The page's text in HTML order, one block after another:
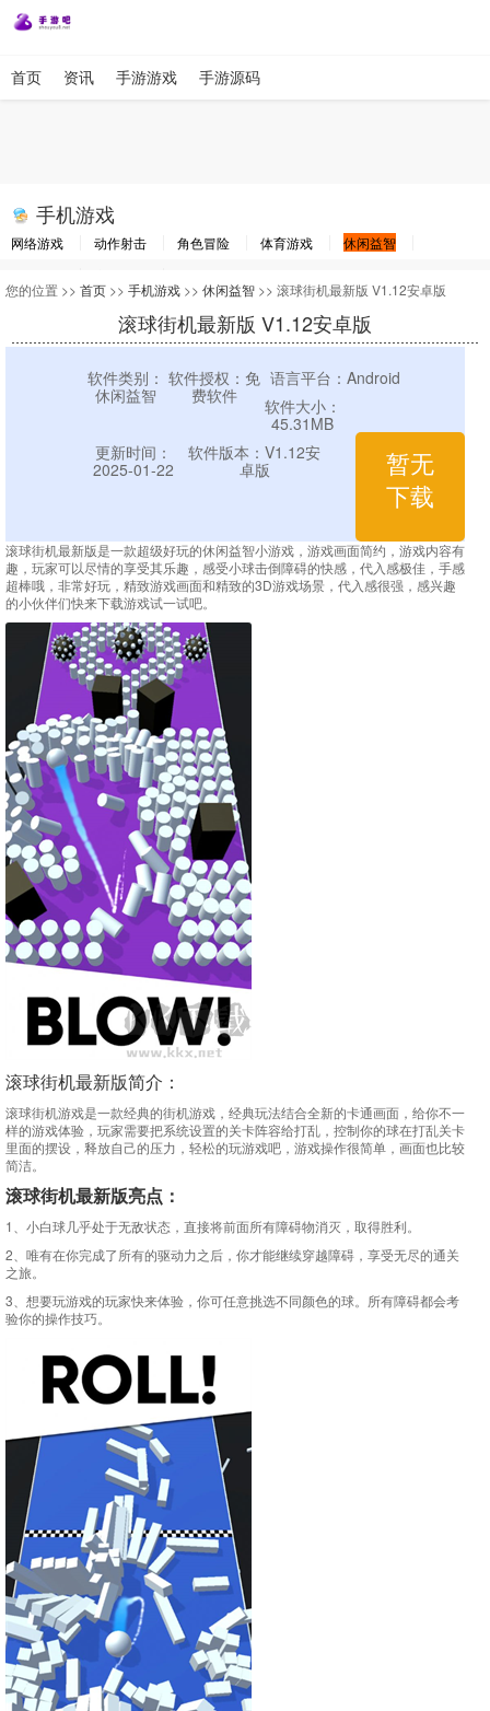
首页 资讯 手游游戏 手游源码
手机游戏
网络游戏 动作射击 角色冒险 体育游戏
休闲益智
您的位置 >> 首页 >> 手机游戏 >> 休闲益智 >> 滚球街机最新版 V1.12安卓版
滚球街机最新版 V1.12安卓版
软件类别：
休闲益智
软件授权：免
费软件
语言平台：Android
软件大小：
45.31MB
更新时间：
2025-01-22
软件版本：V1.12安
卓版
暂无
下载
滚球街机最新版是一款超级好玩的休闲益智小游戏，游戏画面简约，游戏内容有
趣，玩家可以尽情的享受其乐趣，感受小球击倒障碍的快感，代入感极佳，手感
超棒哦，非常好玩，精致游戏画面和精致的3D游戏场景，代入感很强，感兴趣
的小伙伴们快来下载游戏试一试吧。
滚球街机最新版简介：
滚球街机游戏是一款经典的街机游戏，经典玩法结合全新的卡通画面，给你不一
样的游戏体验，玩家需要把系统设置的关卡阵容给打乱，控制你的球在打乱关卡
里面的摆设，释放自己的压力，轻松的玩游戏吧，游戏操作很简单，画面也比较
简洁。
滚球街机最新版亮点：
1、小白球几乎处于无敌状态，直接将前面所有障碍物消灭，取得胜利。
2、唯有在你完成了所有的驱动力之后，你才能继续穿越障碍，享受无尽的通关
之旅。
3、想要玩游戏的玩家快来体验，你可任意挑选不同颜色的球。所有障碍都会考
验你的操作技巧。